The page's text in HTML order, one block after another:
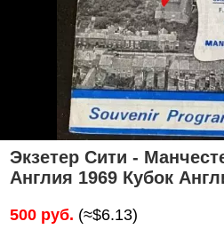
Экзетер Сити -
Англия 1969 Кубок
500 руб. (≈$6.13)